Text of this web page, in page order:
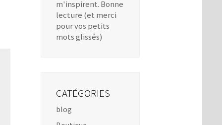
m'inspirent. Bonne
lecture (et merci
pour vos petits
mots glissés)
CATÉGORIES
blog